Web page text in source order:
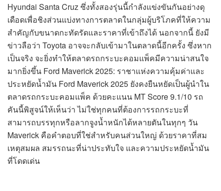
Hyundai Santa Cruz ซึ่งทั้งสองรุ่นนี้กำลังแข่งขันกันอย่างดุ
เดือดเพื่อชิงส่วนแบ่งทางการตลาดในกลุ่มผู้บริโภคที่ให้ความ
สำคัญกับขนาดกะทัดรัดและราคาที่เข้าถึงได้ นอกจากนี้ ยังมี
ข่าวลือว่า Toyota อาจจะกลับเข้ามาในตลาดนี้อีกครั้ง ซึ่งหาก
เป็นจริง จะยิ่งทำให้ตลาดรถกระบะคอมแพ็คมีความน่าสนใจ
มากยิ่งขึ้น Ford Maverick 2025: ราชาแห่งความคุ้มค่าและ
ประหยัดน้ำมัน Ford Maverick 2025 ยังคงยืนหยัดเป็นผู้นำใน
ตลาดรถกระบะคอมแพ็ค ด้วยคะแนน MT Score 9.1/10 รถ
คันนี้พิสูจน์ให้เห็นว่า ไม่ใช่ทุกคนที่ต้องการรถกระบะที่
สามารถบรรทุกหรือลากจูงน้ำหนักได้หลายตันในทุกๆ วัน
Maverick คือคำตอบที่ใช่สำหรับคนส่วนใหญ่ ด้วยราคาที่สม
เหตุสมผล สมรรถนะที่น่าประทับใจ และความประหยัดน้ำมัน
ที่โดดเด่น